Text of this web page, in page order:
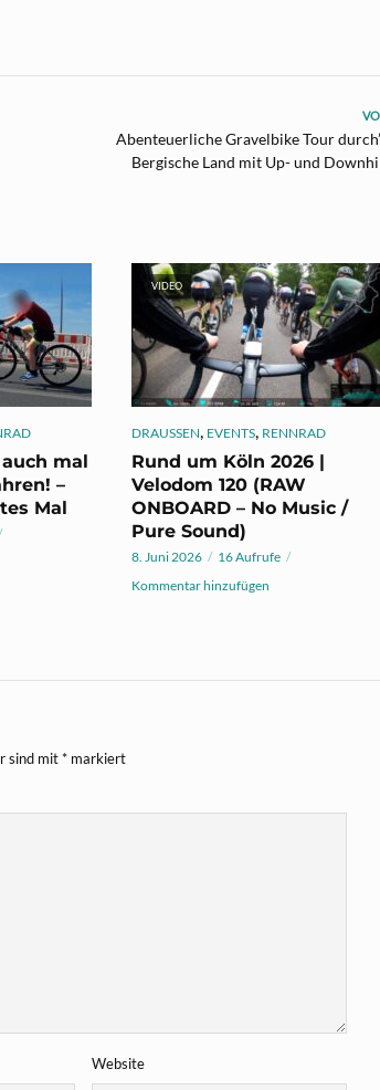
Abenteuerliche Gravelbike Tour
Bergische Land mit Up- und
mal
–
Mal
VIDEO
DRAUSSEN, EVENTS, RENNRAD
Rund um Köln 2026 |
Velodom 120 (RAW
ONBOARD – No Music /
Pure Sound)
8. Juni 2026
16 Aufrufe
Kommentar hinzufügen
sind mit* markiert
Website